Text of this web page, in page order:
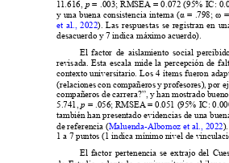
11.616, p      
y una buena consistencia interna ( = .798; 
et al., 2022     

     
      
     
(relaciones con compañeros y profesores), por
compañeros de carrera?”
5.741, p   
 
de referencia ( Maluenda-Albornoz et al., 2022
     